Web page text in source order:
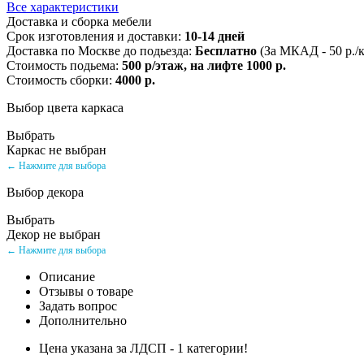
Все характеристики
Доставка и сборка мебели
Срок изготовления и доставки: 10-14 дней
Доставка по Москве до подьезда: Бесплатно (За МКАД - 50 р./
Стоимость подьема: 500 р/этаж, на лифте 1000 р.
Стоимость сборки: 4000 р.
Выбор цвета каркаса
Выбрать
Каркас не выбран
← Нажмите для выбора
Выбор декора
Выбрать
Декор не выбран
← Нажмите для выбора
Описание
Отзывы о товаре
Задать вопрос
Дополнительно
Цена указана за ЛДСП - 1 категории!